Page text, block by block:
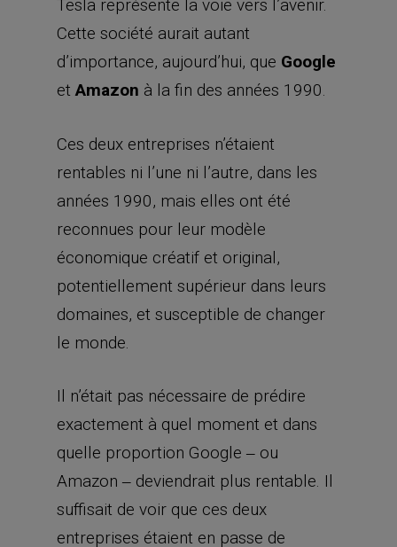
années 1990, mais elles ont été
reconnues pour leur modèle
économique créatif et original,
potentiellement supérieur dans leurs
Il n’était pas nécessaire de prédire
exactement à quel moment et dans
quelle proportion Google ‒ ou
Amazon ‒ deviendrait plus rentable. Il
suffisait de voir que ces deux
entreprises étaient en passe de
les communications, la vente au détail
et les services web) avec un potentiel
de hausse illimité. Et c’est exactement
ce qui s’est passé. Ceux qui ont investi
dès le départ dans Google et Amazon